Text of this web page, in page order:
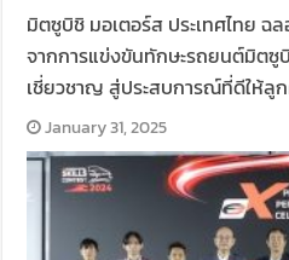
มิตซูบิชิ มอเตอร์ส ประเทศไทย ฉ
จากการแข่งขันทักษะรถยนต์มิตซู
เชี่ยวชาญ สู่ประสบการณ์ที่ดีให้ลูก
January 31, 2025